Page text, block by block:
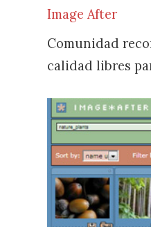
Image After
Comunidad
calidad libres